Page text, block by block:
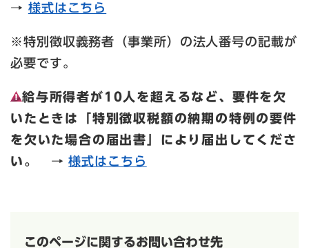
→ 様式はこちら
※特別徴収義務者（事業所）の法人番号の記載が
必要です。
給与所得者が10人を超えるなど、要件を欠
いたときは「特別徴収税額の納期の特例の要件
を欠いた場合の届出書」により届出してくださ
い。
→様式はこちら
このページに関するお問い合わせ先